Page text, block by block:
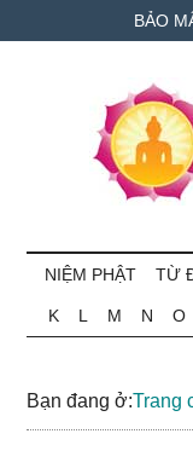
to
to
qua
BẢO
Từ
điển
Phật
học
ngữ
NIỆM PHẬT TỪ
K L M N O
Bạn đang ở:Trang